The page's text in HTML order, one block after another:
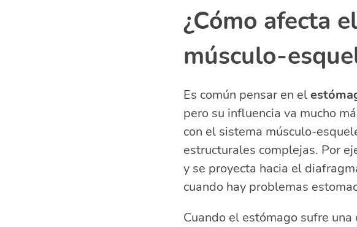
¿Por qué me duele el
¿Qué significa el dolor
¿Por qué duele el
¿Cómo afecta
músculo-
Es común pensar en el
pero su influencia va mucho
con el sistema músculo-
estructurales complejas. Por
y se proyecta hacia el
cuando hay problemas
Cuando el estómago sufre